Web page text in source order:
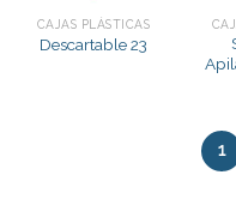
CAJAS PLÁSTICAS
Descartable 23
1